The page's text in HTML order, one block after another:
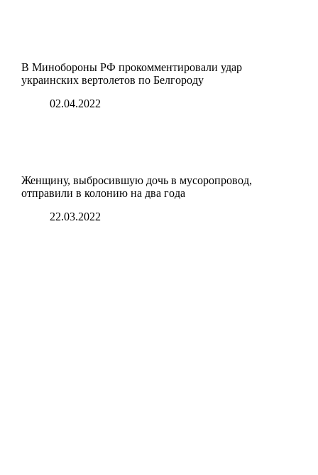
В Минобороны РФ прокомментировали удар
украинских вертолетов по Белгороду
02.04.2022
Женщину, выбросившую дочь в мусоропровод,
отправили в колонию на два года
22.03.2022